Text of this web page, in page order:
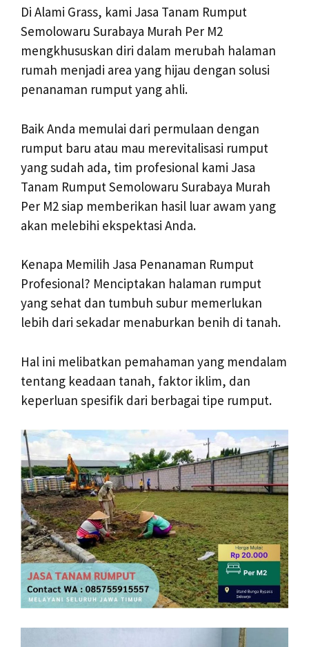
Di Alami Grass, kami Jasa Tanam Rumput
Semolowaru Surabaya Murah Per M2
mengkhususkan diri dalam merubah halaman
rumah menjadi area yang hijau dengan solusi
penanaman rumput yang ahli.
Baik Anda memulai dari permulaan dengan
rumput baru atau mau merevitalisasi rumput
yang sudah ada, tim profesional kami Jasa
Tanam Rumput Semolowaru Surabaya Murah
Per M2 siap memberikan hasil luar awam yang
akan melebihi ekspektasi Anda.
Kenapa Memilih Jasa Penanaman Rumput
Profesional? Menciptakan halaman rumput
yang sehat dan tumbuh subur memerlukan
lebih dari sekadar menaburkan benih di tanah.
Hal ini melibatkan pemahaman yang mendalam
tentang keadaan tanah, faktor iklim, dan
keperluan spesifik dari berbagai tipe rumput.